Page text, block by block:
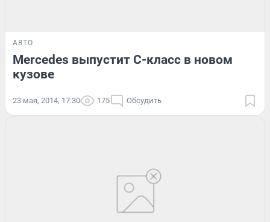
АВТО
Mercedes выпустит C-класс в новом
кузове
23 мая, 2014, 17:30 175 Обсудить